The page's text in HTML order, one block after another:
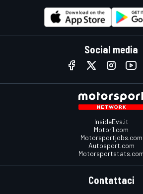
Social media
InsideEvs.it
Motor1.com
Motorsportjobs.com
Autosport.com
Contattaci